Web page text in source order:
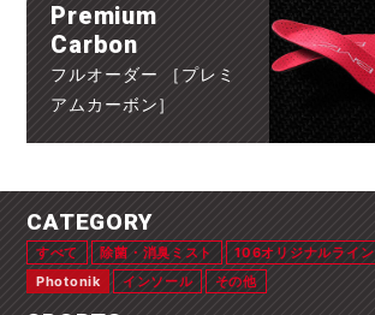
Premium
Carbon
フルオーダー ［プレミ
アムカーボン］
CATEGORY
すべて 除菌・消臭ミスト 106オリジナルライン
Photonik
インソール その他